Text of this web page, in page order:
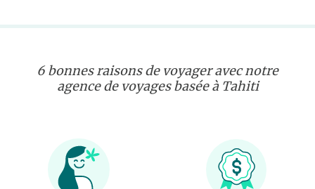
6 bonnes raisons de voyager avec notre
agence de voyages basée à Tahiti